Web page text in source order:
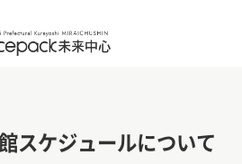
スケジュールについて